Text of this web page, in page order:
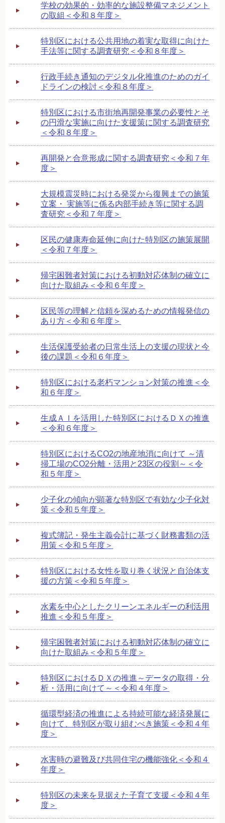
学校の効果的・効率的な施設整備マネジメント
の取組＜令和８年度＞
特別区における公共用地の着実な取得に向けた
手法等に関する調査研究＜令和８年度＞
行政手続き通知のデジタル化推進のためのガイ
ドラインの検討＜令和８年度＞
特別区における市街地再開発事業の必要性とそ
の円滑な実施に向けた支援策に関する調査研究
＜令和８年度＞
再開発と合意形成に関する調査研究＜令和７年
度＞
大規模震災時における発災から復興までの施策
立案・ 実施等に係る内部手続き等に関する調
査研究＜令和７年度＞
区民の健康寿命延伸に向けた特別区の施策展開
＜令和７年度＞
帰宅困難者対策における初動対応体制の確立に
向けた取組み＜令和６年度＞
区民等の理解と信頼を深めるための情報発信の
あり方＜令和６年度＞
生活保護受給者の日常生活上の支援の現状と今
後の課題＜令和６年度＞
特別区における老朽マンション対策の推進＜令
和６年度＞
生成ＡＩを活用した特別区におけるＤＸの推進
＜令和６年度＞
特別区におけるCO2の地産地消に向けて ～清
掃工場のCO2分離・活用と23区の役割～＜令
和５年度＞
少子化の傾向が顕著な特別区で有効な少子化対
策＜令和５年度＞
複式簿記・発生主義会計に基づく財務書類の活
用策＜令和５年度＞
特別区における女性を取り巻く状況と自治体支
援の方策＜令和５年度＞
水素を中心としたクリーンエネルギーの利活用
推進＜令和５年度＞
帰宅困難者対策における初動対応体制の確立に
向けた取組み＜令和５年度＞
特別区におけるＤＸの推進～データの取得・分
析・活用に向けて～＜令和４年度＞
循環型経済の推進による持続可能な経済発展に
向けて、特別区が取り組むべき施策＜令和４年
度＞
水害時の避難及び共同住宅の機能強化＜令和４
年度＞
特別区の未来を見据えた子育て支援＜令和４年
度＞